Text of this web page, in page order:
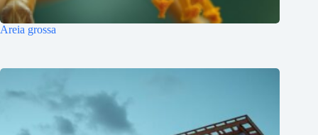
Areia grossa